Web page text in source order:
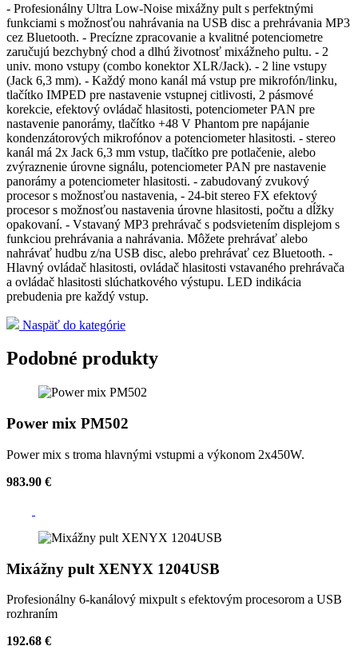
- Profesionálny Ultra Low-Noise mixážny pult s perfektnými
funkciami s možnosťou nahrávania na USB disc a prehrávania MP3
cez Bluetooth. - Precízne zpracovanie a kvalitné potenciometre
zaručujú bezchybný chod a dlhú životnosť mixážneho pultu. - 2
univ. mono vstupy (combo konektor XLR/Jack). - 2 line vstupy
(Jack 6,3 mm). - Každý mono kanál má vstup pre mikrofón/linku,
tlačítko IMPED pre nastavenie vstupnej citlivosti, 2 pásmové
korekcie, efektový ovládač hlasitosti, potenciometer PAN pre
nastavenie panorámy, tlačítko +48 V Phantom pre napájanie
kondenzátorových mikrofónov a potenciometer hlasitosti. - stereo
kanál má 2x Jack 6,3 mm vstup, tlačítko pre potlačenie, alebo
zvýraznenie úrovne signálu, potenciometer PAN pre nastavenie
panorámy a potenciometer hlasitosti. - zabudovaný zvukový
procesor s možnosťou nastavenia, - 24-bit stereo FX efektový
procesor s možnosťou nastavenia úrovne hlasitosti, počtu a dĺžky
opakovaní. - Vstavaný MP3 prehrávač s podsvietením displejom s
funkciou prehrávania a nahrávania. Môžete prehrávať alebo
nahrávať hudbu z/na USB disc, alebo prehrávať cez Bluetooth. -
Hlavný ovládač hlasitosti, ovládač hlasitosti vstavaného prehrávača
a ovládač hlasitosti slúchatkového výstupu. LED indikácia
prebudenia pre každý vstup.
Naspäť do kategórie
Podobné produkty
Power mix PM502
Power mix s troma hlavnými vstupmi a výkonom 2x450W.
983.90 €
Mixážny pult XENYX 1204USB
Profesionálny 6-kanálový mixpult s efektovým procesorom a USB
rozhraním
192.68 €